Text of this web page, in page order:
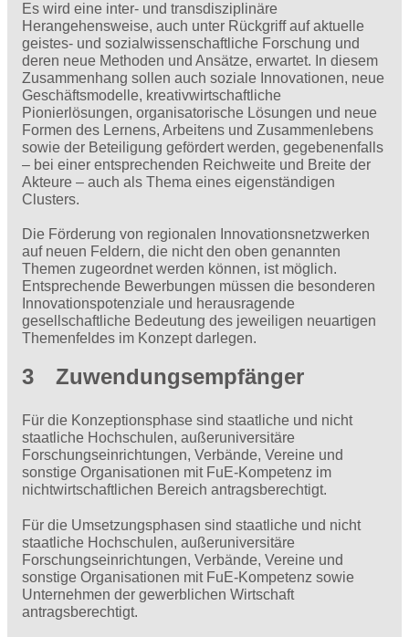
Es wird eine inter- und transdisziplinäre
Herangehensweise, auch unter Rückgriff auf aktuelle
geistes- und sozial­wissenschaftliche Forschung und
deren neue Methoden und Ansätze, erwartet. In diesem
Zusammenhang sollen auch soziale Innovationen, neue
Geschäftsmodelle, kreativwirtschaftliche
Pionierlösungen, organisatorische Lösungen und neue
Formen des Lernens, Arbeitens und Zusammenlebens
sowie der Beteiligung gefördert werden, gegebenenfalls
– bei einer entsprechenden Reichweite und Breite der
Akteure – auch als Thema eines eigenständigen
Clusters.
Die Förderung von regionalen Innovationsnetzwerken
auf neuen Feldern, die nicht den oben genannten
Themen zugeordnet werden können, ist möglich.
Entsprechende Bewerbungen müssen die besonderen
Innovationspotenziale und herausragende
gesellschaftliche Bedeutung des jeweiligen neuartigen
Themenfeldes im Konzept darlegen.
3 Zuwendungsempfänger
Für die Konzeptionsphase sind staatliche und nicht
staatliche Hochschulen, außeruniversitäre
Forschungseinrichtungen, Verbände, Vereine und
sonstige Organisationen mit FuE-Kompetenz im
nichtwirtschaftlichen Bereich antragsberechtigt.
Für die Umsetzungsphasen sind staatliche und nicht
staatliche Hochschulen, außeruniversitäre
Forschungseinrichtungen, Verbände, Vereine und
sonstige Organisationen mit FuE-Kompetenz sowie
Unternehmen der gewerblichen Wirtschaft
antragsberechtigt.